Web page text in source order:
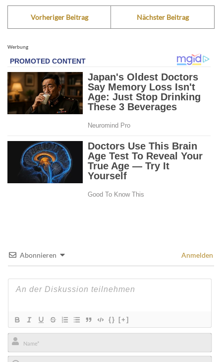
Vorheriger Beitrag Nächster Beitrag
Werbung
Abonnieren Anmelden
{} [+]
Name*